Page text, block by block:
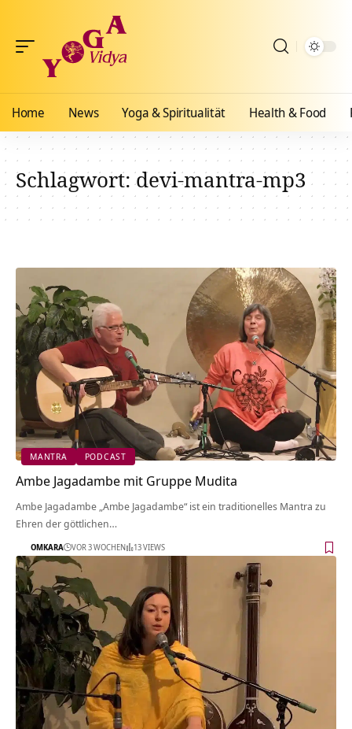
Home News Yoga & Spiritualität Health & Food
Schlagwort:devi-mantra-mp3
MANTRA PODCAST
Ambe Jagadambe mit Gruppe Mudita
Ambe Jagadambe „Ambe Jagadambe“ ist ein traditionelles Mantra zu
Ehren der göttlichen…
OMKARA VOR 3 WOCHEN 13 VIEWS